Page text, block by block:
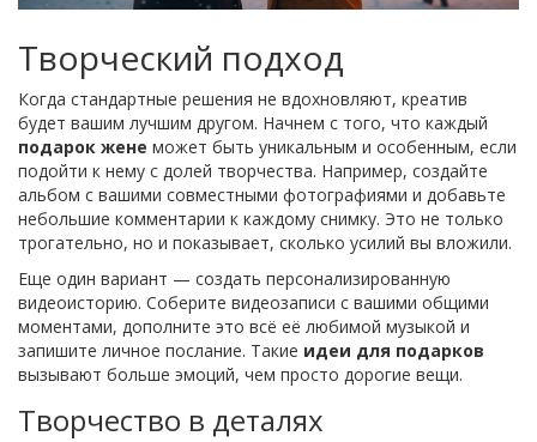
Творческий подход
Когда стандартные решения не вдохновляют, креатив
будет вашим лучшим другом. Начнем с того, что каждый
подарок жене может быть уникальным и особенным, если
подойти к нему с долей творчества. Например, создайте
альбом с вашими совместными фотографиями и добавьте
небольшие комментарии к каждому снимку. Это не только
трогательно, но и показывает, сколько усилий вы вложили.
Еще один вариант — создать персонализированную
видеоисторию. Соберите видеозаписи с вашими общими
моментами, дополните это всё её любимой музыкой и
запишите личное послание. Такие идеи для подарков
вызывают больше эмоций, чем просто дорогие вещи.
Творчество в деталях